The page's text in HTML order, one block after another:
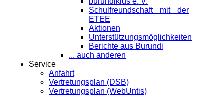
Schulfreundschaft mit der
ETEE
Aktionen
Unterstützungsmöglichkeiten
Berichte aus Burundi
... auch anderen
Service
Anfahrt
Vertretungsplan (DSB)
Vertretungsplan (WebUntis)